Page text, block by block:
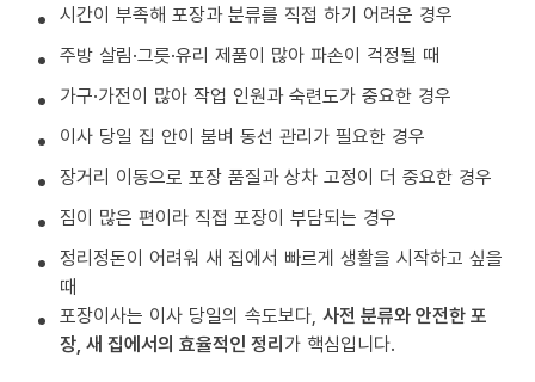
시간이 부족해 포장과 분류를 직접 하기 어려운 경우
주방 살림·그릇·유리 제품이 많아 파손이 걱정될 때
가구·가전이 많아 작업 인원과 숙련도가 중요한 경우
이사 당일 집 안이 붐벼 동선 관리가 필요한 경우
장거리 이동으로 포장 품질과 상차 고정이 더 중요한 경우
짐이 많은 편이라 직접 포장이 부담되는 경우
정리정돈이 어려워 새 집에서 빠르게 생활을 시작하고 싶을
때
포장이사는 이사 당일의 속도보다, 사전 분류와 안전한 포
장, 새 집에서의 효율적인 정리가 핵심입니다.